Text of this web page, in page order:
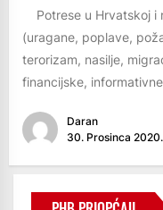
Potrese u Hrvatskoj i
(uragane, poplave,
terorizam, nasilje,
financijske,
Daran
30. Prosinca 2020.